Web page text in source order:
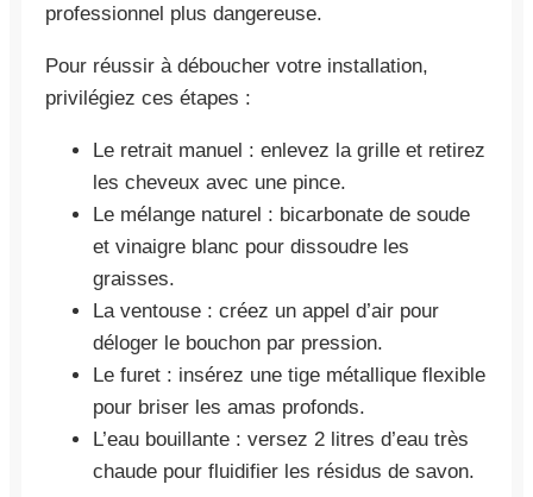
professionnel plus dangereuse.
Pour réussir à déboucher votre installation,
privilégiez ces étapes :
Le retrait manuel : enlevez la grille et retirez
les cheveux avec une pince.
Le mélange naturel : bicarbonate de soude
et vinaigre blanc pour dissoudre les
graisses.
La ventouse : créez un appel d’air pour
déloger le bouchon par pression.
Le furet : insérez une tige métallique flexible
pour briser les amas profonds.
L’eau bouillante : versez 2 litres d’eau très
chaude pour fluidifier les résidus de savon.